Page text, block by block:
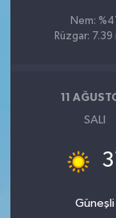
Nem: %41
Rüzgar:
11
SALI
Güneşli